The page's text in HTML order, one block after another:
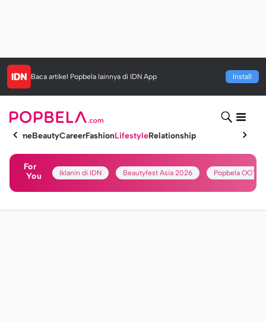
Baca artikel Popbela lainnya di IDN App Install
HomeBeautyCareerFashionLifestyleRelationship
For
You
Iklanin di IDN Beautyfest Asia 2026 Popbela OOTD